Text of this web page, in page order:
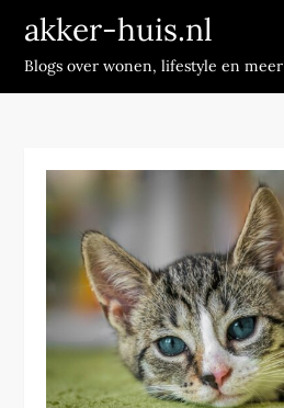
content
akker-huis.nl
Blogs over wonen, lifestyle en meer